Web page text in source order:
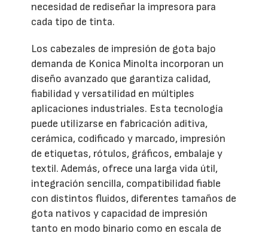
necesidad de rediseñar la impresora para
cada tipo de tinta.
Los cabezales de impresión de gota bajo
demanda de Konica Minolta incorporan un
diseño avanzado que garantiza calidad,
fiabilidad y versatilidad en múltiples
aplicaciones industriales. Esta tecnología
puede utilizarse en fabricación aditiva,
cerámica, codificado y marcado, impresión
de etiquetas, rótulos, gráficos, embalaje y
textil. Además, ofrece una larga vida útil,
integración sencilla, compatibilidad fiable
con distintos fluidos, diferentes tamaños de
gota nativos y capacidad de impresión
tanto en modo binario como en escala de